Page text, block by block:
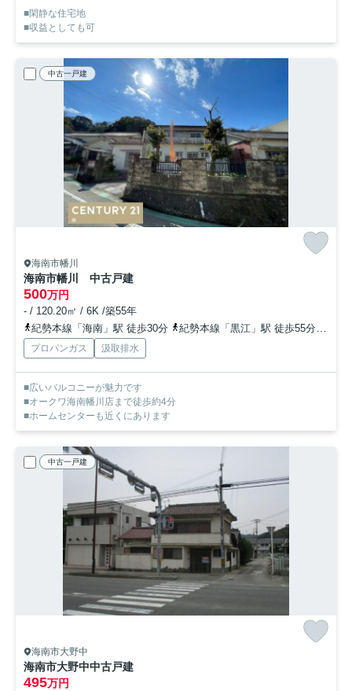
■閑静な住宅地
■収益としても可
中古一戸建
海南市幡川
海南市幡川 中古戸建
500万円
- / 120.20㎡ / 6K /築55年
紀勢本線「海南」駅 徒歩30分
紀勢本線「黒江」駅 徒歩55分
プロパンガス 汲取排水
■広いバルコニーが魅力です
■オークワ海南幡川店まで徒歩約4分
■ホームセンターも近くにあります
中古一戸建
海南市大野中
海南市大野中中古戸建
495万円